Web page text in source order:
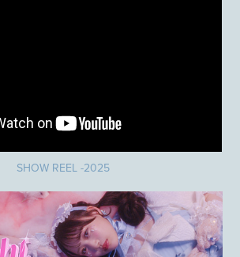
SHOW REEL -2025